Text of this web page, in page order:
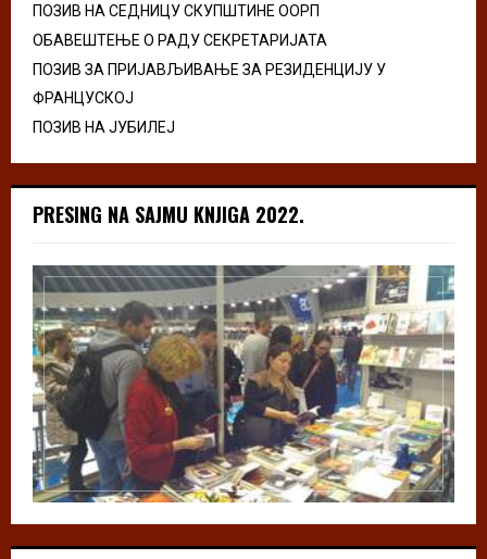
ПОЗИВ НА СЕДНИЦУ СКУПШТИНЕ ООРП
ОБАВЕШТЕЊЕ О РАДУ СЕКРЕТАРИЈАТА
ПОЗИВ ЗА ПРИЈАВЉИВАЊЕ ЗА РЕЗИДЕНЦИЈУ У
ФРАНЦУСКОЈ
ПОЗИВ НА ЈУБИЛЕЈ
PRESING NA SAJMU KNJIGA 2022.